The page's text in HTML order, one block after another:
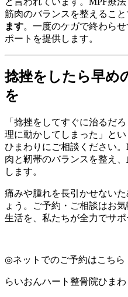
筋肉のバランスを整えること
ます。一度のケガで終わら
ポートを提供します。
捻挫をしたら早め
を
「捻挫をしてすぐに治るだ
理に動かしてしまった」と
ひまわりにご相談ください。
肉と靭帯のバランスを整え
します。
痛みや腫れを長引かせない
ょう。ご予約・ご相談はお
生活を、私たちが全力でサポ
◎ネットでのご予約はこちら
らいおんハート整骨院ひまわ